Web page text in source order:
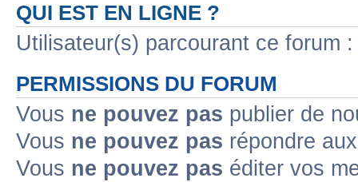
QUI EST EN LIGNE ?
Utilisateur(s) parcourant ce forum
PERMISSIONS DU FORUM
Vous ne pouvez pas publier de
Vous ne pouvez pas répondre
Vous ne pouvez pas éditer vos